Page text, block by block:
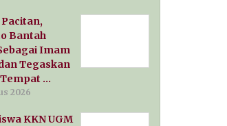
Bantah
Imam
Tegaskan
…
2026
KKN UGM